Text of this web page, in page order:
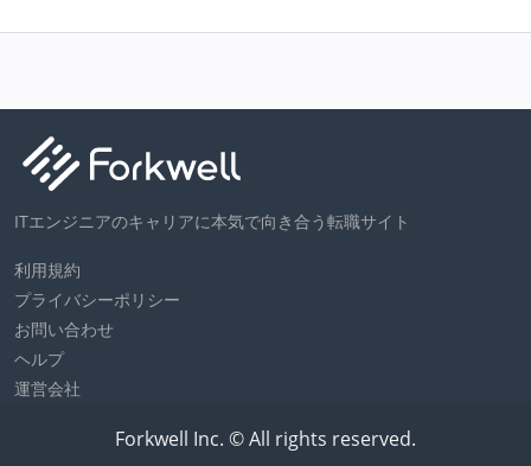
ITエンジニアのキャリアに本気で向き合う転職サイト
利用規約
プライバシーポリシー
お問い合わせ
ヘルプ
運営会社
Forkwell Inc. © All rights reserved.